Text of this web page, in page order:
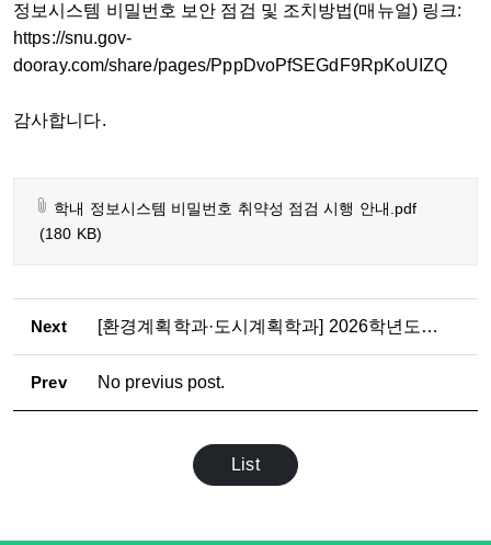
정보시스템 비밀번호 보안 점검 및 조치방법(매뉴얼) 링크:
https://snu.gov-
dooray.com/share/pages/PppDvoPfSEGdF9RpKoUIZQ
감사합니다.
학내 정보시스템 비밀번호 취약성 점검 시행 안내.pdf
(180 KB)
Next [환경계획학과·도시계획학과] 2026학년도 2학기 석·박사과정 논문제출자격시험 응시자 수료 점검표 제출 안내
Prev No previus post.
List